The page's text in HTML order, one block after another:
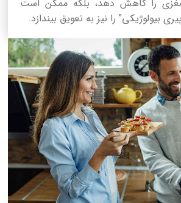
را کاهش دهد، بلکه ممکن است
بیولوژیکی" را نیز به تعویق بیندازد.